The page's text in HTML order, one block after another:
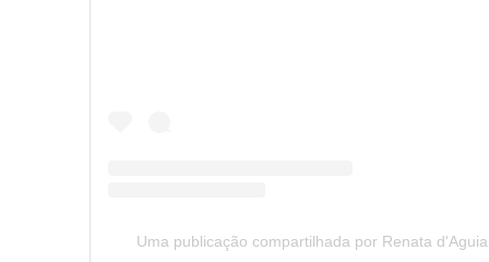
Uma publicação compartilhada por Renata